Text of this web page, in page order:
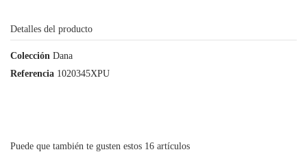
Detalles del producto
Colección Dana
Referencia 1020345XPU
Puede que también te gusten estos 16 artículos